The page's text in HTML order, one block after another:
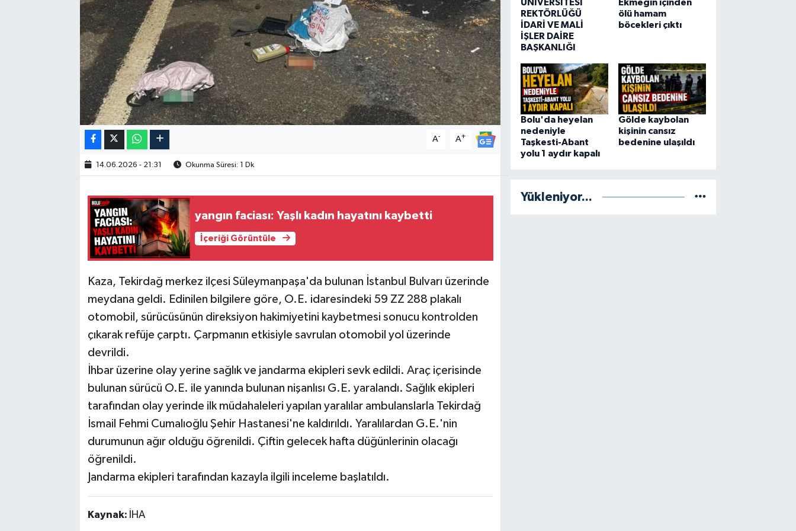
A- A+
14.06.2026 - 21:31 Okunma Süresi: 1 Dk
yangın faciası: Yaşlı kadın hayatını kaybetti
İçeriği Görüntüle
Kaza, Tekirdağ merkez ilçesi Süleymanpaşa'da bulunan İstanbul Bulvarı üzerinde
meydana geldi. Edinilen bilgilere göre, O.E. idaresindeki 59 ZZ 288 plakalı
otomobil, sürücüsünün direksiyon hakimiyetini kaybetmesi sonucu kontrolden
çıkarak refüje çarptı. Çarpmanın etkisiyle savrulan otomobil yol üzerinde
devrildi.
İhbar üzerine olay yerine sağlık ve jandarma ekipleri sevk edildi. Araç içerisinde
bulunan sürücü O.E. ile yanında bulunan nişanlısı G.E. yaralandı. Sağlık ekipleri
tarafından olay yerinde ilk müdahaleleri yapılan yaralılar ambulanslarla Tekirdağ
İsmail Fehmi Cumalıoğlu Şehir Hastanesi'ne kaldırıldı. Yaralılardan G.E.'nin
durumunun ağır olduğu öğrenildi. Çiftin gelecek hafta düğünlerinin olacağı
öğrenildi.
Jandarma ekipleri tarafından kazayla ilgili inceleme başlatıldı.
Kaynak: İHA
ÜNİVERSİTESİ
REKTÖRLÜĞÜ
İDARİ VE MALİ
İŞLER DAİRE
BAŞKANLIĞI
Ekmeğin içinden
ölü hamam
böcekleri çıktı
Bolu'da heyelan
nedeniyle
Taşkesti-Abant
yolu 1 aydır kapalı
Gölde kaybolan
kişinin cansız
bedenine ulaşıldı
Yükleniyor...